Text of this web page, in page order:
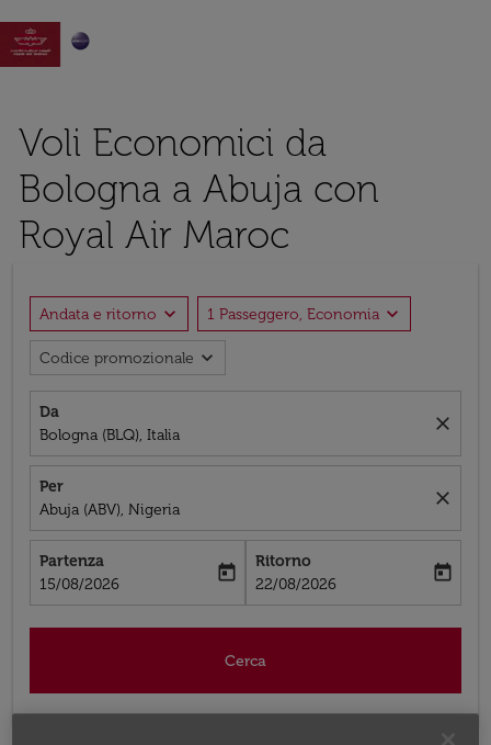

Voli Economici da
Bologna a Abuja con
Royal Air Maroc
Andata e ritorno expand_more 1 Passeggero, Economia expand_more
Codice promozionale expand_more
Da
Bologna (BLQ), Italia
close
Per
Abuja (ABV), Nigeria
close
Partenza
fc-booking-departure-date-aria-label
15/08/2026
today
Ritorno
fc-booking-return-date-aria-label
22/08/2026
today
Cerca